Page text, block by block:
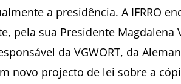
a presidência. A IFRRO
pela sua Presidente Magdalena
da VGWORT, da
novo projecto de lei sobre a